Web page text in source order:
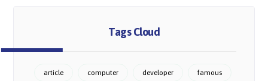
Tags Cloud
article computer developer famous